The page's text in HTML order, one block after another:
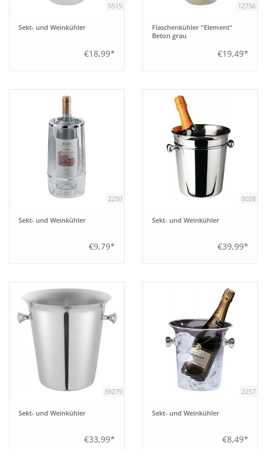
5515
Sekt- und Weinkühler
€18,99*
12756
Flaschenkühler "Element"
Beton grau
€19,49*
2250
Sekt- und Weinkühler
€9,79*
0028
Sekt- und Weinkühler
€39,99*
39279
Sekt- und Weinkühler
€33,99*
2257
Sekt- und Weinkühler
€8,49*